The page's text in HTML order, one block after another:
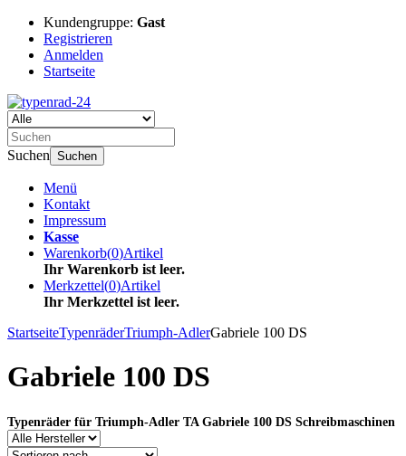
Kundengruppe: Gast
Registrieren
Anmelden
Startseite
Suchen Suchen
Menü
Kontakt
Impressum
Kasse
Warenkorb(0)Artikel
Ihr Warenkorb ist leer.
Merkzettel(0)Artikel
Ihr Merkzettel ist leer.
StartseiteTypenräderTriumph-AdlerGabriele 100 DS
Gabriele 100 DS
Typenräder für Triumph-Adler TA Gabriele 100 DS Schreibmaschinen